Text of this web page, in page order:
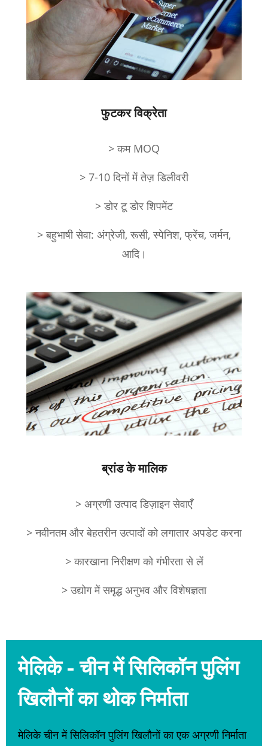
फुटकर विक्रेता
> कम MOQ
> 7-10 दिनों में तेज़ डिलीवरी
> डोर टू डोर शिपमेंट
> बहुभाषी सेवा: अंग्रेजी, रूसी, स्पेनिश, फ्रेंच, जर्मन,
आदि।
ब्रांड के मालिक
> अग्रणी उत्पाद डिज़ाइन सेवाएँ
> नवीनतम और बेहतरीन उत्पादों को लगातार अपडेट करना
> कारखाना निरीक्षण को गंभीरता से लें
> उद्योग में समृद्ध अनुभव और विशेषज्ञता
मेलिके - चीन में सिलिकॉन पुलिंग
खिलौनों का थोक निर्माता
मेलिके चीन में सिलिकॉन पुलिंग खिलौनों का एक अग्रणी निर्माता